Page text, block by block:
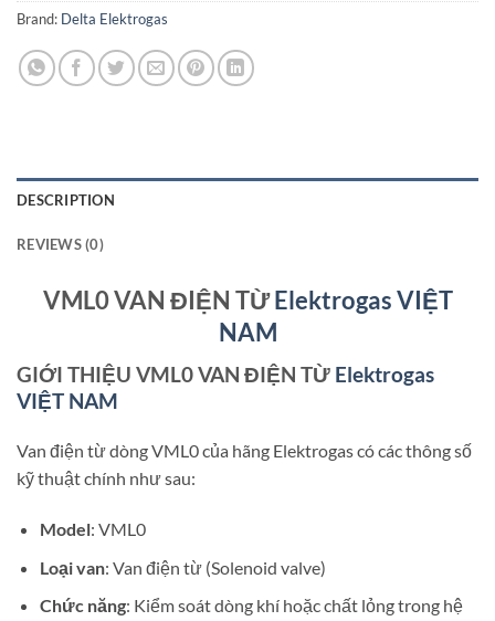
Brand: Delta Elektrogas
DESCRIPTION
REVIEWS (0)
VML0 VAN ĐIỆN TỪElektrogas VIỆT
NAM
GIỚI THIỆU VML0 VAN ĐIỆN TỪ Elektrogas
VIỆT NAM
Van điện từ dòng VML0 của hãng Elektrogas có các thông số
kỹ thuật chính như sau:
Model: VML0
Loại van: Van điện từ (Solenoid valve)
Chức năng: Kiểm soát dòng khí hoặc chất lỏng trong hệ